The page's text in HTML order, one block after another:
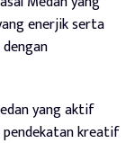
enerjik serta
yang aktif
pendekatan kreatif